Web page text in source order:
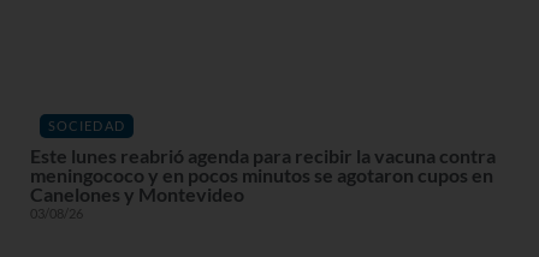
SOCIEDAD
Este lunes reabrió agenda para recibir la vacuna contra
meningococo y en pocos minutos se agotaron cupos en
Canelones y Montevideo
03/08/26